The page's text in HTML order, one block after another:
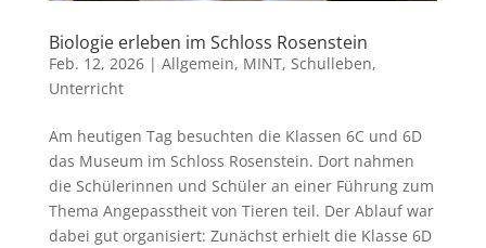
Biologie erleben im Schloss Rosenstein
Feb. 12, 2026| Allgemein, MINT, Schulleben,
Unterricht
Am heutigen Tag besuchten die Klassen 6C und 6D
das Museum im Schloss Rosenstein. Dort nahmen
die Schülerinnen und Schüler an einer Führung zum
Thema Angepasstheit von Tieren teil. Der Ablauf war
dabei gut organisiert: Zunächst erhielt die Klasse 6D